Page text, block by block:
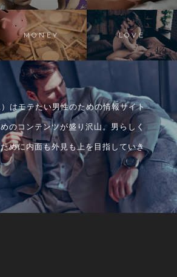
MONEY LOVE
はモテたい男性のための情報サイト
のコンテンツが盛り沢山。男らしく
めに内面も外見も上を目指していき